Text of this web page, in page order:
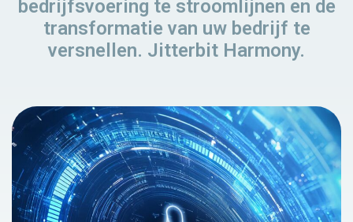
bedrijfsvoering te stroomlijnen en de
transformatie van uw bedrijf te
versnellen. Jitterbit Harmony.